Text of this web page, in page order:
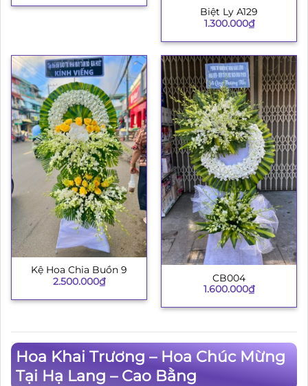
Biệt Ly A129
1.300.000₫
Kệ Hoa Chia Buồn 9
2.500.000₫
CB004
1.600.000₫
Hoa Khai Trương – Hoa Chúc Mừng
Tại Hạ Lang – Cao Bằng